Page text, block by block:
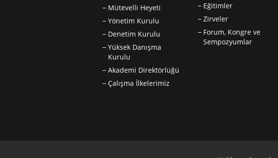
Mütevelli Heyeti
Yönetim Kurulu
Denetim Kurulu
Yüksek Danışma
Kurulu
Akademi Direktörlüğü
Çalışma İlkelerimiz
Eğitimler
Zirveler
Forum, Kongre ve
Sempozyumlar